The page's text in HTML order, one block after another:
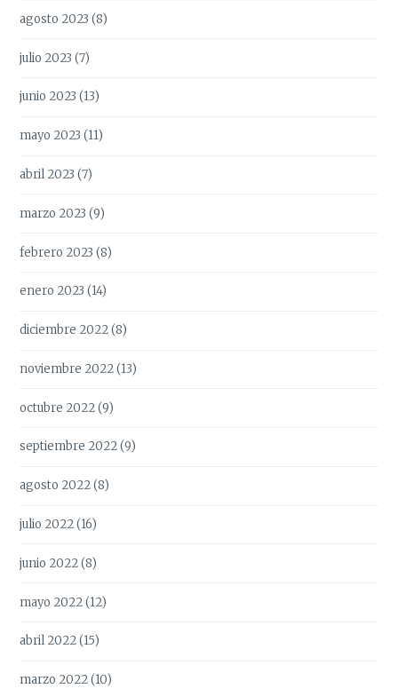
agosto 2023 (8)
julio 2023 (7)
junio 2023 (13)
mayo 2023 (11)
abril 2023 (7)
marzo 2023 (9)
febrero 2023 (8)
enero 2023 (14)
diciembre 2022(8)
noviembre 2022(13)
octubre 2022(9)
septiembre 2022(9)
agosto 2022(8)
julio 2022(16)
junio 2022(8)
mayo 2022(12)
abril 2022(15)
marzo 2022(10)